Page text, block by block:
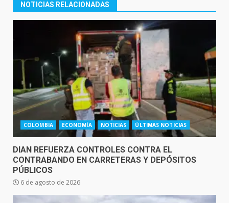
NOTICIAS RELACIONADAS
COLOMBIA ECONOMÍA NOTICIAS ÚLTIMAS NOTICIAS
DIAN REFUERZA CONTROLES CONTRA EL
CONTRABANDO EN CARRETERAS Y DEPÓSITOS
PÚBLICOS
6 de agosto de 2026